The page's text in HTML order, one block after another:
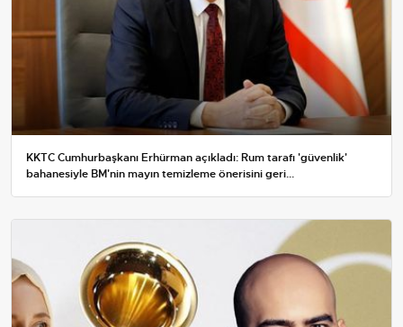
KKTC Cumhurbaşkanı Erhürman açıkladı: Rum tarafı 'güvenlik'
bahanesiyle BM'nin mayın temizleme önerisini geri...